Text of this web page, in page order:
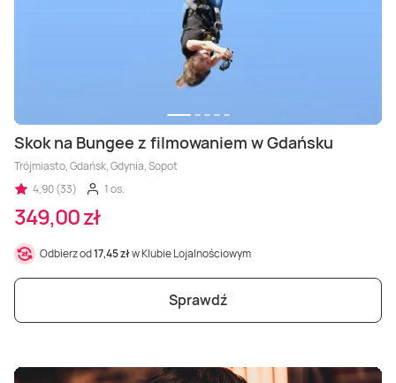
Skok na Bungee z filmowaniem w Gdańsku
Trójmiasto, Gdańsk, Gdynia, Sopot
4,90 (33)
1 os.
349,00 zł
Odbierz od17,45 złw Klubie Lojalnościowym
Sprawdź